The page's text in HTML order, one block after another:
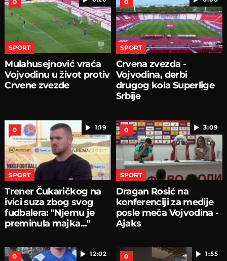
0
SPORT
Mulahusejnović vraća
Vojvodinu u život protiv
Crvene zvezde
0
SPORT
Crvena zvezda -
Vojvodina, derbi
drugog kola Superlige
Srbije
1:19
0
SPORT
Trener Čukaričkog na
ivici suza zbog svog
fudbalera: "Njemu je
preminula majka..."
3:09
0
SPORT
Dragan Rosić na
konferenciji za medije
posle meča Vojvodina -
Ajaks
12:02
0 1:55
0